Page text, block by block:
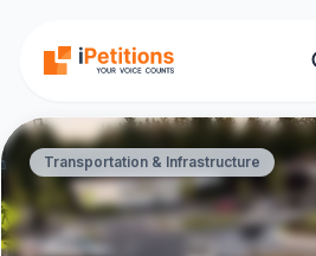
Transportation & Infrastructure